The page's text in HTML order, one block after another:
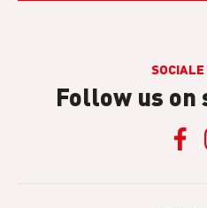
SOCIALE
Follow us on